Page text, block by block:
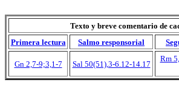
Texto y breve comentario de
Primera lectura
Salmo responsorial
Gn 2,7-9;3,1-7 Sal 50(51),3-6.12-14.17
Rm